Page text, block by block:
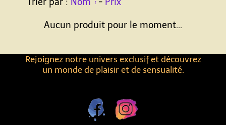
Rejoignez notre univers exclusif et découvrez
un monde de plaisir et de sensualité.
Aucun produit pour le moment...